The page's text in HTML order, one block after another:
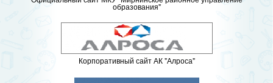
образования"
Корпоративный сайт АК "Алроса"